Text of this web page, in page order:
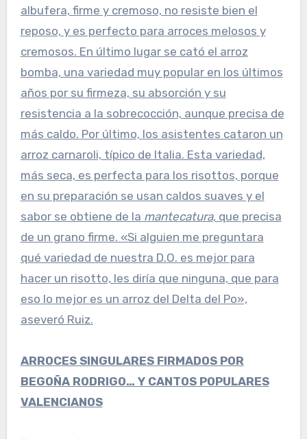
albufera, firme y cremoso, no resiste bien el
reposo, y es perfecto para arroces melosos y
cremosos. En último lugar se cató el arroz
bomba, una variedad muy popular en los últimos
años por su firmeza, su absorción y su
resistencia a la sobrecocción, aunque precisa de
más caldo. Por último, los asistentes cataron un
arroz carnaroli, típico de Italia. Esta variedad,
más seca, es perfecta para los risottos, porque
en su preparación se usan caldos suaves y el
sabor se obtiene de la mantecatura, que precisa
de un grano firme. «Si alguien me preguntara
qué variedad de nuestra D.O. es mejor para
hacer un risotto, les diría que ninguna, que para
eso lo mejor es un arroz del Delta del Po»,
aseveró Ruiz.
ARROCES SINGULARES FIRMADOS POR
BEGOÑA RODRIGO… Y CANTOS POPULARES
VALENCIANOS